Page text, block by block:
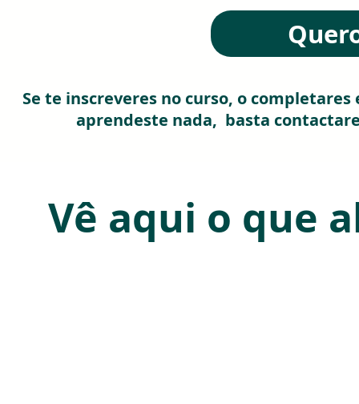
Se te inscreveres no curso, o
aprendeste nada, basta
Vê aqui o que